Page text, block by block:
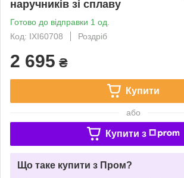
наручників зі сплаву
Готово до відправки 1 од.
Код: IXI60708
Роздріб
2 695 ₴
Купити
або
Купити з
Що таке купити з Пром?